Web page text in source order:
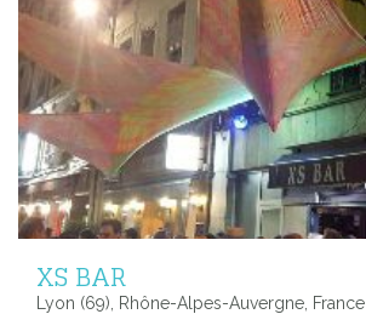
XS BAR
Lyon (69), Rhône-Alpes-Auvergne, France